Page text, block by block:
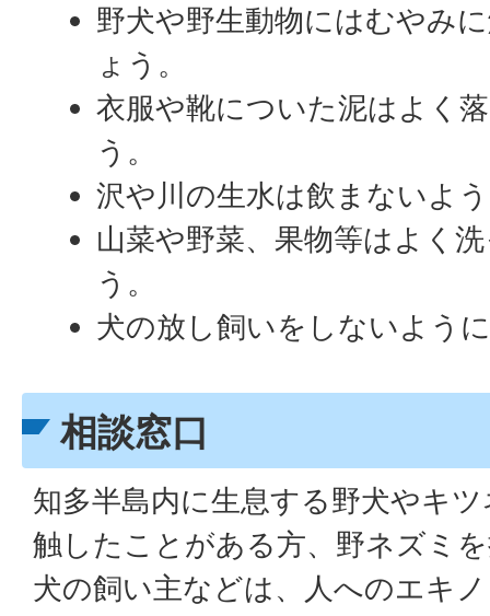
野犬や野生動物にはむやみ
ょう。
衣服や靴についた泥はよく
う。
沢や川の生水は飲まないよ
山菜や野菜、果物等はよく
う。
犬の放し飼いをしないよう
相談窓口
知多半島内に生息する野犬やキ
触したことがある方、野ネズミ
犬の飼い主などは、人へのエキ